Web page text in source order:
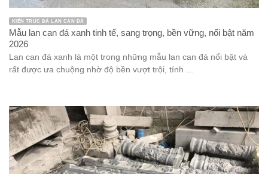
KIẾN TRÚC ĐÁ LAN CAN ĐÁ
Mẫu lan can đá xanh tinh tế, sang trọng, bền vững, nổi bật năm
2026
Lan can đá xanh là một trong những mẫu lan can đá nổi bật và
rất được ưa chuộng nhờ độ bền vượt trội, tính ...